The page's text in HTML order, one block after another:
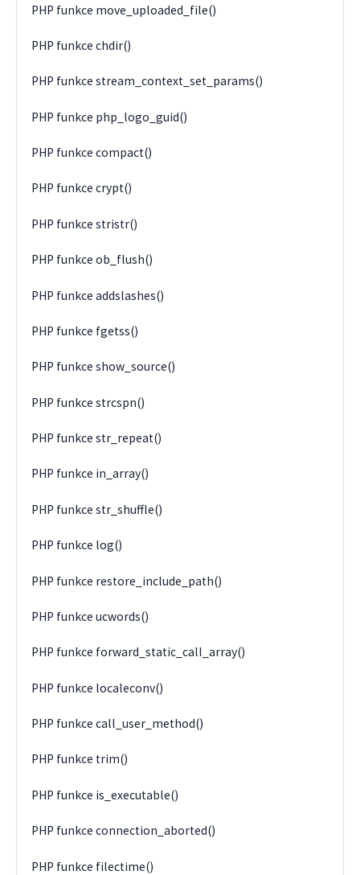
PHP funkce move_uploaded_file()
PHP funkce chdir()
PHP funkce stream_context_set_params()
PHP funkce php_logo_guid()
PHP funkce compact()
PHP funkce crypt()
PHP funkce stristr()
PHP funkce ob_flush()
PHP funkce addslashes()
PHP funkce fgetss()
PHP funkce show_source()
PHP funkce strcspn()
PHP funkce str_repeat()
PHP funkce in_array()
PHP funkce str_shuffle()
PHP funkce log()
PHP funkce restore_include_path()
PHP funkce ucwords()
PHP funkce forward_static_call_array()
PHP funkce localeconv()
PHP funkce call_user_method()
PHP funkce trim()
PHP funkce is_executable()
PHP funkce connection_aborted()
PHP funkce filectime()